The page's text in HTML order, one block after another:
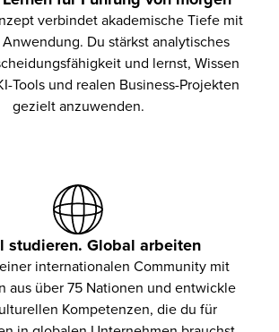
verbindet akademische Tiefe mit
Du stärkst analytisches
und lernst, Wissen
Tools und realen Business-Projekten
gezielt anzuwenden.
studieren. Global arbeiten
internationalen Community mit
aus über 75 Nationen und entwickle
Kompetenzen, die du für